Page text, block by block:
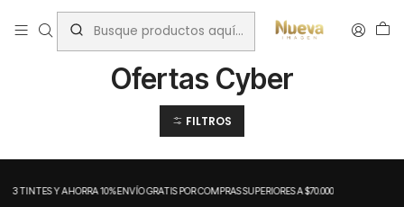
Inicio Ofertas Cyber
Ofertas Cyber
FILTROS
3 TINTES Y AHORRA 10%ENVÍO GRATIS POR COMPRAS SUPERIORES A $70.000